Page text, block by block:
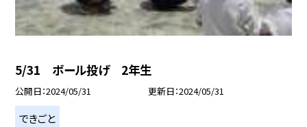
5/31 ボール投げ 2年生
公開日 2024/05/31 更新日 2024/05/31
できごと